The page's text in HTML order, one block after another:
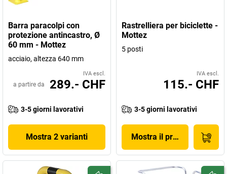
Barra paracolpi con
protezione antincastro, Ø
60 mm - Mottez
acciaio, altezza 640 mm
IVA escl.
a partire da 289.- CHF
3-5 giorni lavorativi
Mostra 2 varianti
Rastrelliera per biciclette -
Mottez
5 posti
IVA escl.
115.- CHF
3-5 giorni lavorativi
Mostra il prodotto